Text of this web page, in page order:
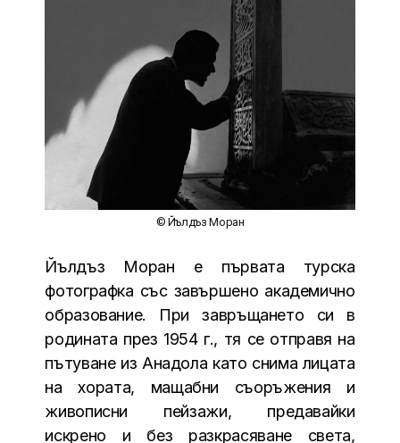
© Йълдъз Моран
Йълдъз Моран е първата турска
фотографка със завършено академично
образование. При завръщането си в
родината през 1954 г., тя се отправя на
пътуване из Анадола като снима лицата
на хората, мащабни съоръжения и
живописни пейзажи, предавайки
искрено и без разкрасяване света,